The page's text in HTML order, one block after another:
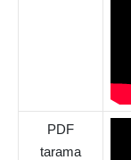
PDF
tarama